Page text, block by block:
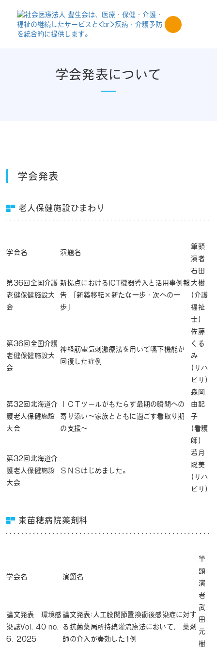
学会発表について
学会発表
老人保健施設ひまわり
学会名 演題名
筆頭
演者
第36回全国介護
老健保健施設大
会
新拠点におけるICT機器導入と活用事例報
告 「新築移転×新たな一歩・次への一
歩」
石田
大樹
(介護
福祉
士)
第36回全国介護
老健保健施設大
会
神経筋電気刺激療法を用いて嚥下機能が
回復した症例
佐藤
くる
み
(リハ
ビリ)
第32回北海道介
護老人保健施設
大会
ＩＣＴツールがもたらす最期の瞬間への
寄り添い～家族とともに過ごす看取り期
の支援～
森岡
由記
子
(看護
師)
第32回北海道介
護老人保健施設
大会
ＳＮＳはじめました。
若月
聡美
(リハ
ビリ)
東苗穂病院薬剤科
学会名 演題名
筆
頭
演
者
論文発表 環境感
染誌Vol. 40 no.
6, 2025
論文発表:人工股関節置換術後感染症に対す
る抗菌薬局所持続灌流療法において， 薬剤
師の介入が奏効した1例
武
田
元
樹